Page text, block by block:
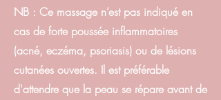
NB : Ce massage n’est pas indiqué en
cas de forte poussée inflammatoires
(acné, eczéma, psoriasis) ou de lésions
cutanées ouvertes. Il est préférable
d'attendre que la peau se répare avant de